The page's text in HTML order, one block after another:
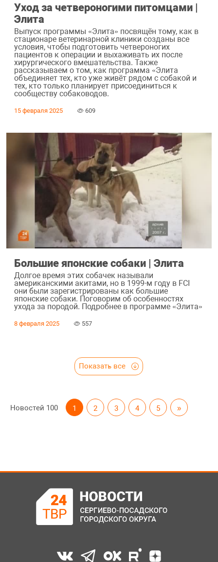
Уход за четвероногими питомцами |
Элита
Выпуск программы «Элита» посвящён тому, как в
стационаре ветеринарной клиники созданы все
условия, чтобы подготовить четвероногих
пациентов к операции и выхаживать их после
хирургического вмешательства. Также
рассказываем о том, как программа «Элита
объединяет тех, кто уже живёт рядом с собакой и
тех, кто только планирует присоединиться к
сообществу собаководов.
15 февраля 2025 609
Большие японские собаки | Элита
Долгое время этих собачек называли
американскими акитами, но в 1999-м году в FCI
они были зарегистрированы как большие
японские собаки. Поговорим об особенностях
ухода за породой. Подробнее в программе «Элита»
8 февраля 2025 557
Показать все
Новостей 100 1 2 3 4 5 »